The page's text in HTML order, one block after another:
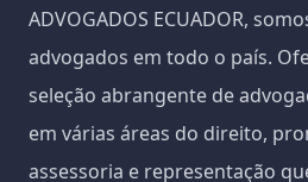
ADVOGADOS ECUADOR,
advogados em todo o país.
seleção abrangente de
em várias áreas do direito,
assessoria e representação